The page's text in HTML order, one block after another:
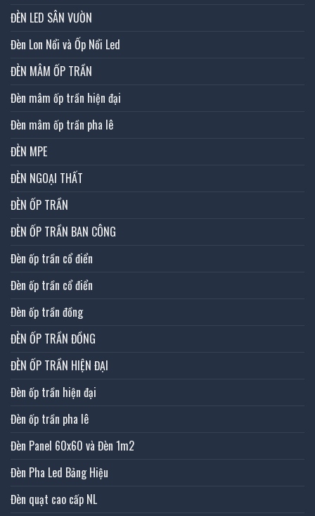
ĐÈN LED SÂN VƯỜN
Đèn Lon Nổi và Ốp Nổi Led
ĐÈN MÂM ỐP TRẦN
Đèn mâm ốp trần hiện đại
Đèn mâm ốp trần pha lê
ĐÈN MPE
ĐÈN NGOẠI THẤT
ĐÈN ỐP TRẦN
ĐÈN ỐP TRẦN BAN CÔNG
Đèn ốp trần cổ điển
Đèn ốp trần cổ điển
Đèn ốp trần đồng
ĐÈN ỐP TRẦN ĐỒNG
ĐÈN ỐP TRẦN HIỆN ĐẠI
Đèn ốp trần hiện đại
Đèn ốp trần pha lê
Đèn Panel 60x60 và Đèn 1m2
Đèn Pha Led Bảng Hiệu
Đèn quạt cao cấp NL